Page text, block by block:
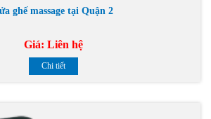
ghế massage tại Quận 2
Giá: Liên hệ
Chi tiết